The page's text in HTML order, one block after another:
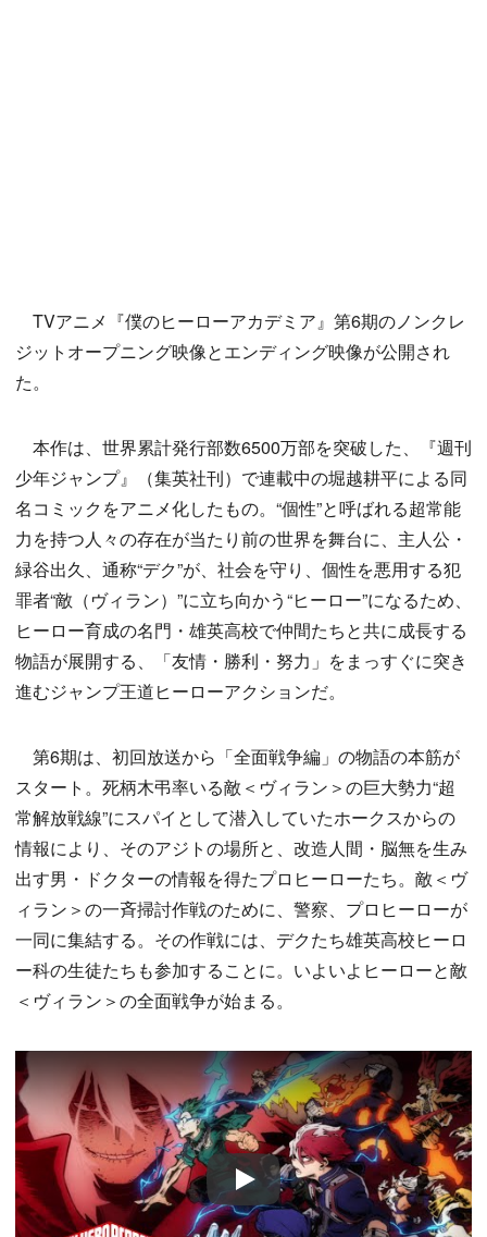
TVアニメ『僕のヒーローアカデミア』第6期のノンクレ
ジットオープニング映像とエンディング映像が公開され
た。
本作は、世界累計発行部数6500万部を突破した、『週刊
少年ジャンプ』（集英社刊）で連載中の堀越耕平による同
名コミックをアニメ化したもの。“個性”と呼ばれる超常能
力を持つ人々の存在が当たり前の世界を舞台に、主人公・
緑谷出久、通称“デク”が、社会を守り、個性を悪用する犯
罪者“敵（ヴィラン）”に立ち向かう“ヒーロー”になるため、
ヒーロー育成の名門・雄英高校で仲間たちと共に成長する
物語が展開する、「友情・勝利・努力」をまっすぐに突き
進むジャンプ王道ヒーローアクションだ。
第6期は、初回放送から「全面戦争編」の物語の本筋が
スタート。死柄木弔率いる敵＜ヴィラン＞の巨大勢力“超
常解放戦線”にスパイとして潜入していたホークスからの
情報により、そのアジトの場所と、改造人間・脳無を生み
出す男・ドクターの情報を得たプロヒーローたち。敵＜ヴ
ィラン＞の一斉掃討作戦のために、警察、プロヒーローが
一同に集結する。その作戦には、デクたち雄英高校ヒーロ
ー科の生徒たちも参加することに。いよいよヒーローと敵
＜ヴィラン＞の全面戦争が始まる。
Play